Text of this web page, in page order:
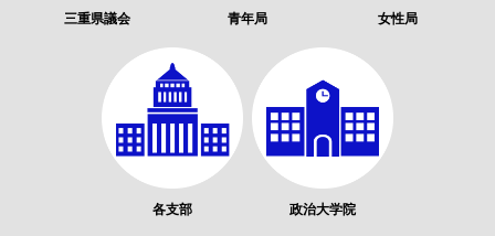
三重県議会 青年局 女性局
各支部 政治大学院